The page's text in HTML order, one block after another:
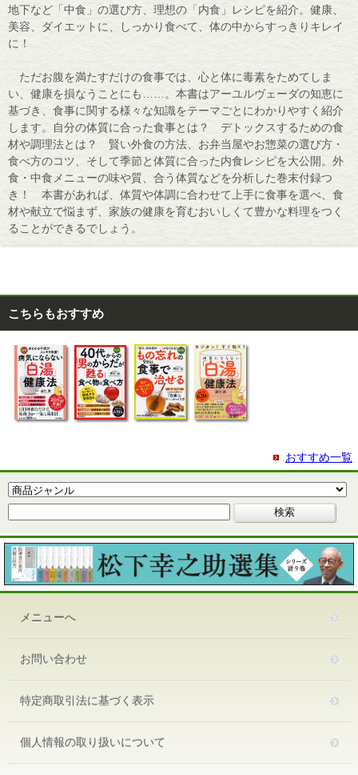
地下など「中食」の選び方、理想の「内食」レシピを紹介。健康、
美容、ダイエットに、しっかり食べて、体の中からすっきりキレイ
に！
ただお腹を満たすだけの食事では、心と体に毒素をためてしま
い、健康を損なうことにも……。本書はアーユルヴェーダの知恵に
基づき、食事に関する様々な知識をテーマごとにわかりやすく紹介
します。自分の体質に合った食事とは？ デトックスするための食
材や調理法とは？ 賢い外食の方法、お弁当屋やお惣菜の選び方・
食べ方のコツ、そして季節と体質に合った内食レシピを大公開。外
食・中食メニューの味や質、合う体質などを分析した巻末付録つ
き！ 本書があれば、体質や体調に合わせて上手に食事を選べ、食
材や献立で悩まず、家族の健康を育むおいしくて豊かな料理をつく
ることができるでしょう。
こちらもおすすめ
おすすめ一覧
メニューへ
お問い合わせ
特定商取引法に基づく表示
個人情報の取り扱いについて